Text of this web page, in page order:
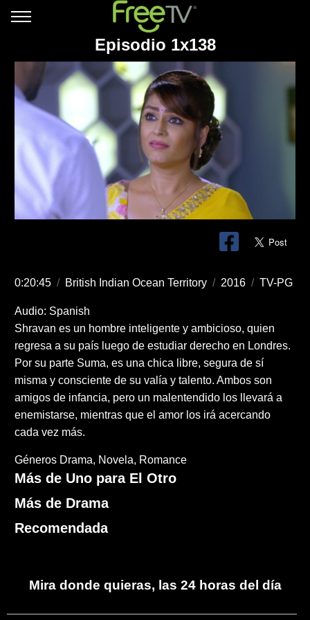
Episodio 1x138
0:20:45 / British Indian Ocean Territory / 2016 / TV-PG
Audio: Spanish
Shravan es un hombre inteligente y ambicioso, quien
regresa a su país luego de estudiar derecho en Londres.
Por su parte Suma, es una chica libre, segura de sí
misma y consciente de su valía y talento. Ambos son
amigos de infancia, pero un malentendido los llevará a
enemistarse, mientras que el amor los irá acercando
cada vez más.
Géneros Drama Novela Romance
Más de Uno para El Otro
Más de Drama
Recomendada
Mira donde quieras, las 24 horas del día